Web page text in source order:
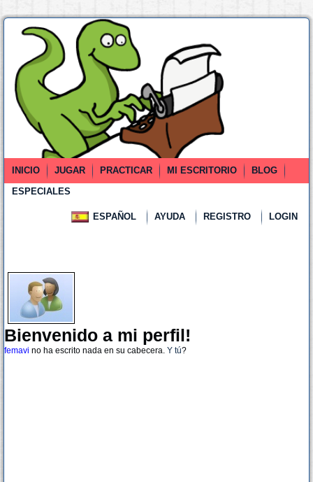
INICIO JUGAR PRACTICAR MI ESCRITORIO
BLOG
ESPECIALES
ESPAÑOL AYUDA REGISTRO LOGIN
Bienvenido a mi perfil!
femavi no ha escrito nada en su cabecera. Y tú?